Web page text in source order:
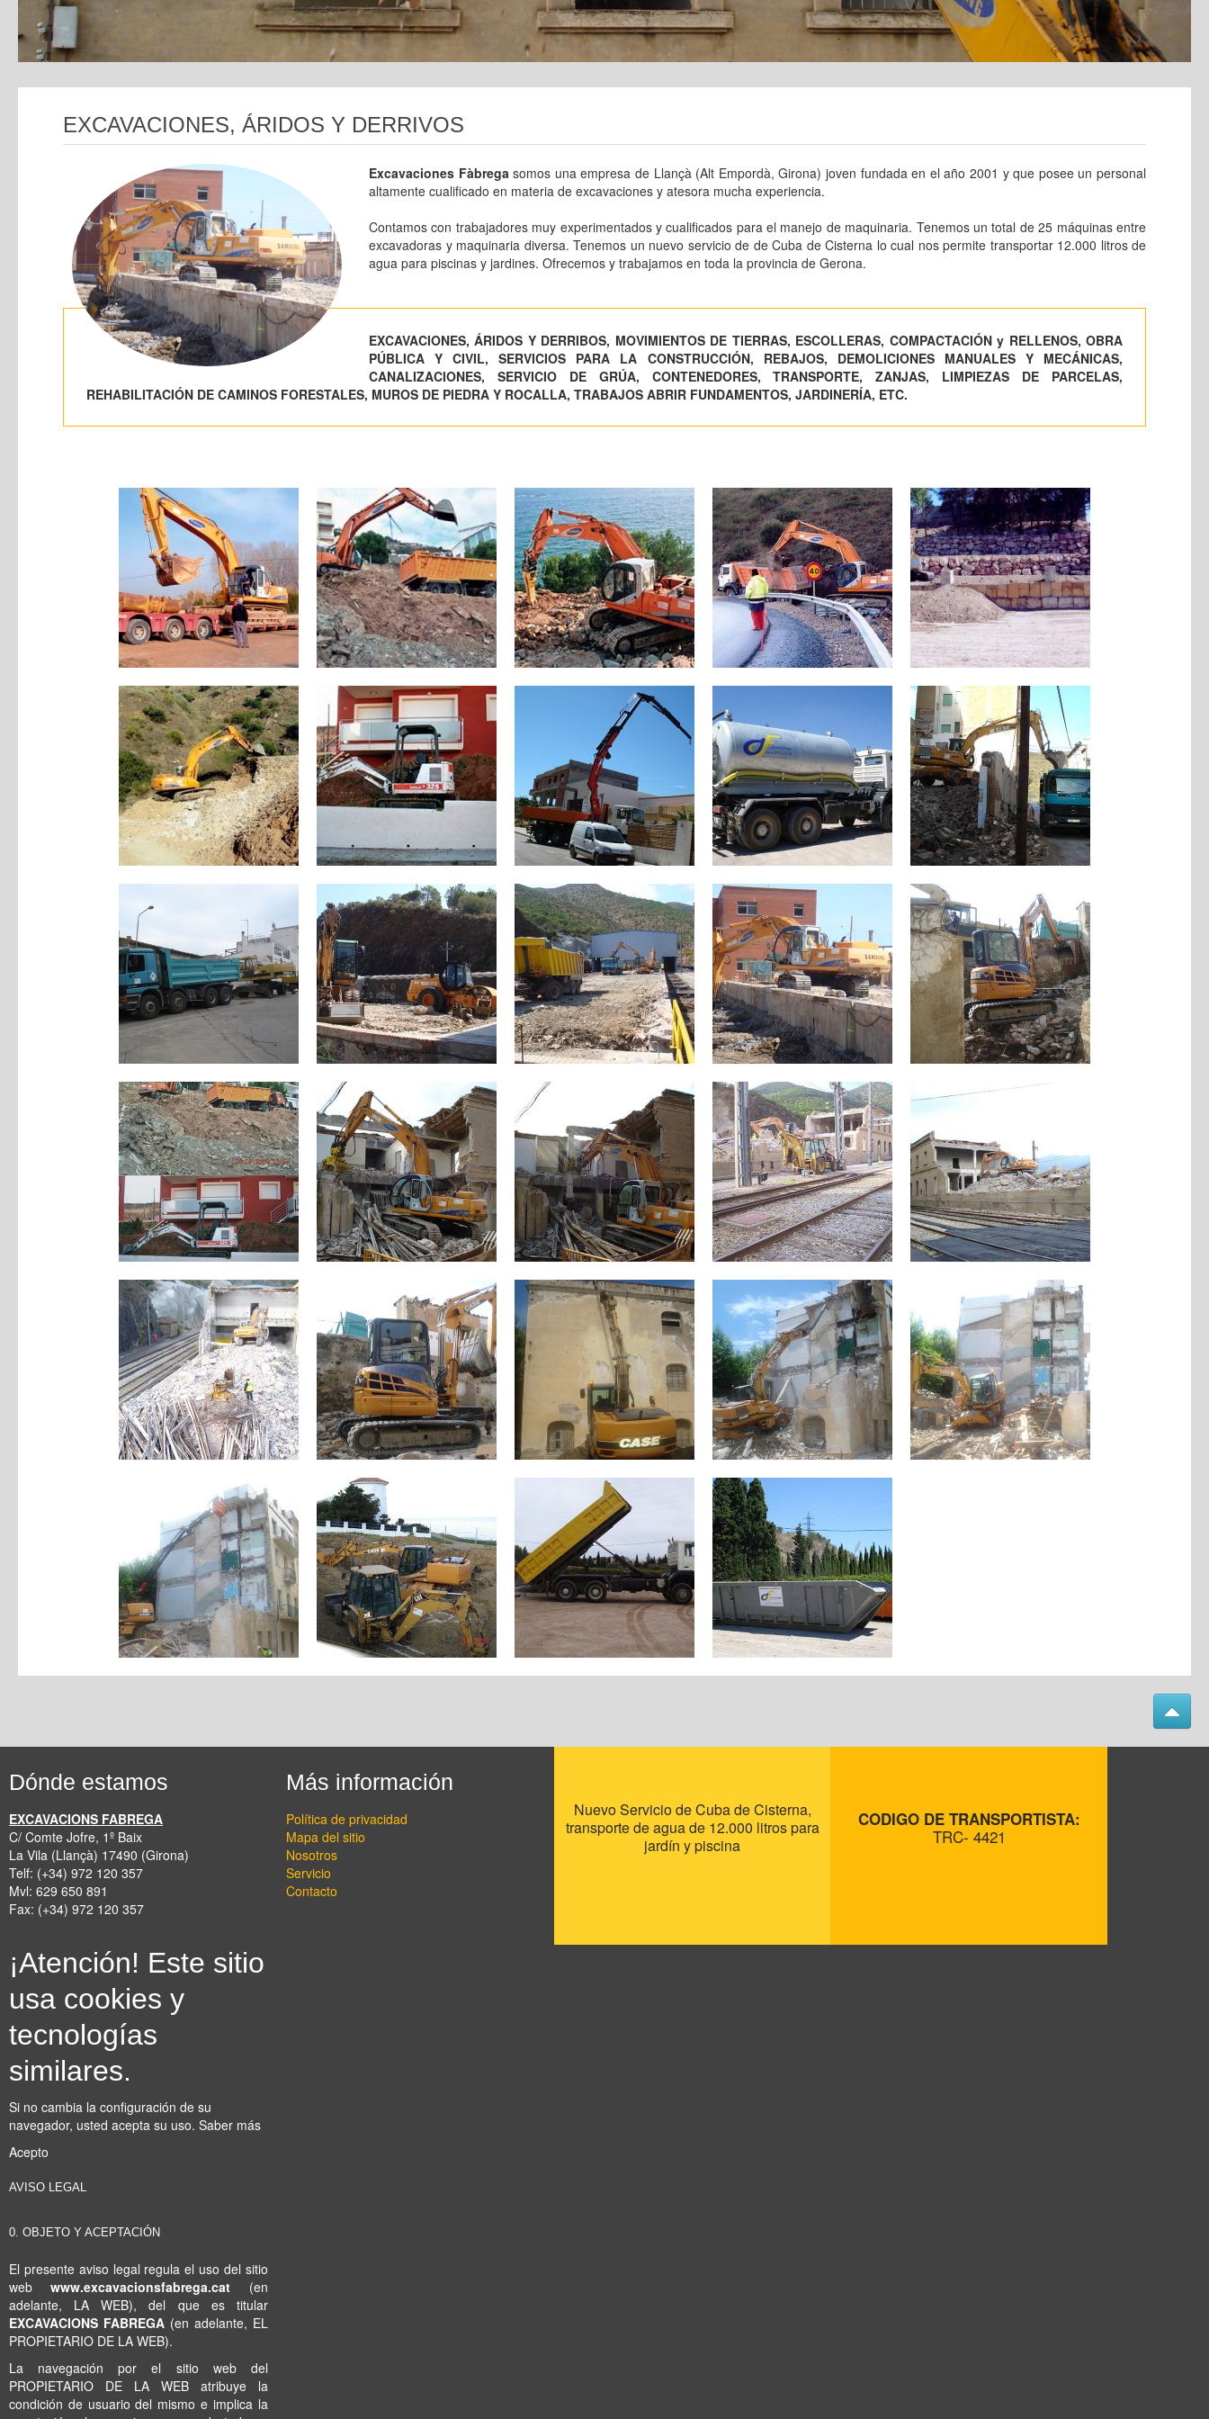
EXCAVACIONES, ÁRIDOS Y DERRIVOS
Excavaciones Fàbrega somos una empresa de Llançà (Alt Empordà, Girona) joven fundada en el año 2001 y que posee un personal
altamente cualificado en materia de excavaciones y atesora mucha experiencia.
Contamos con trabajadores muy experimentados y cualificados para el manejo de maquinaria. Tenemos un total de 25 máquinas entre
excavadoras y maquinaria diversa. Tenemos un nuevo servicio de de Cuba de Cisterna lo cual nos permite transportar 12.000 litros de
agua para piscinas y jardines. Ofrecemos y trabajamos en toda la provincia de Gerona.
EXCAVACIONES, ÁRIDOS Y DERRIBOS, MOVIMIENTOS DE TIERRAS, ESCOLLERAS, COMPACTACIÓN y RELLENOS, OBRA
PÚBLICA Y CIVIL, SERVICIOS PARA LA CONSTRUCCIÓN, REBAJOS, DEMOLICIONES MANUALES Y MECÁNICAS,
CANALIZACIONES, SERVICIO DE GRÚA, CONTENEDORES, TRANSPORTE, ZANJAS, LIMPIEZAS DE PARCELAS,
REHABILITACIÓN DE CAMINOS FORESTALES, MUROS DE PIEDRA Y ROCALLA, TRABAJOS ABRIR FUNDAMENTOS, JARDINERÍA, ETC.
Dónde estamos
EXCAVACIONS FABREGA
C/ Comte Jofre, 1º Baix
La Vila (Llançà) 17490 (Girona)
Telf: (+34) 972 120 357
Mvl: 629 650 891
Fax: (+34) 972 120 357
¡Atención! Este sitio
usa cookies y
tecnologías
similares.
Si no cambia la configuración de su
navegador, usted acepta su uso. Saber más
Acepto
AVISO LEGAL
0. OBJETO Y ACEPTACIÓN
El presente aviso legal regula el uso del sitio
webwww.excavacionsfabrega.cat (en
adelante, LA WEB), del que es titular
EXCAVACIONS FABREGA (en adelante, EL
PROPIETARIO DE LA WEB).
La navegación por el sitio web del
PROPIETARIO DE LA WEB atribuye la
condición de usuario del mismo e implica la
Más información
Política de privacidad
Mapa del sitio
Nosotros
Servicio
Contacto
Nuevo Servicio de Cuba de Cisterna,
transporte de agua de 12.000 litros para
jardín y piscina
CODIGO DE TRANSPORTISTA:
TRC- 4421